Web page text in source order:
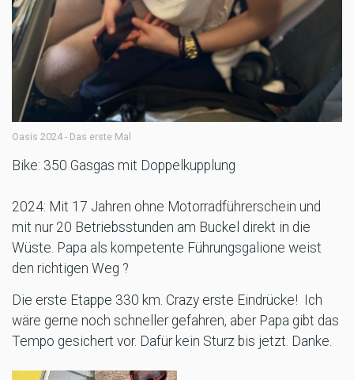
Oasis 2024 - Das erste Mal
Bike: 350 Gasgas mit Doppelkupplung
2024: Mit 17 Jahren ohne Motorradführerschein und
mit nur 20 Betriebsstunden am Buckel direkt in die
Wüste. Papa als kompetente Führungsgalione weist
den richtigen Weg ?
Die erste Etappe 330 km. Crazy erste Eindrücke! Ich
wäre gerne noch schneller gefahren, aber Papa gibt das
Tempo gesichert vor. Dafür kein Sturz bis jetzt. Danke.